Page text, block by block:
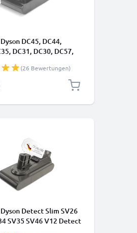
DC45, DC44,
DC31, DC30, DC57,
Typ A - Einsteckbarer
CELLONIC
(26 Bewertungen)
Detect Slim SV26
SV35 SV46 V12 Detect